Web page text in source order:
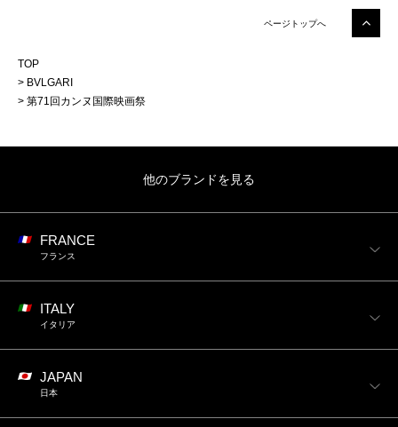
ページトップへ
TOP
BVLGARI
第71回カンヌ国際映画祭
他のブランドを見る
FRANCE
フランス
ITALY
イタリア
JAPAN
日本